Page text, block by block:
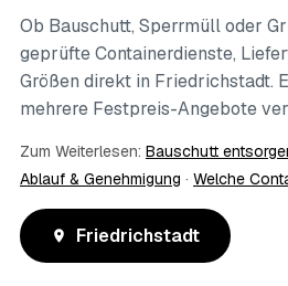
Ob Bauschutt, Sperrmüll oder
geprüfte Containerdienste,
Größen direkt in Friedrichstadt.
mehrere Festpreis-Angebote
Zum Weiterlesen: Bauschutt
Ablauf & Genehmigung · Welche
Friedrichstadt